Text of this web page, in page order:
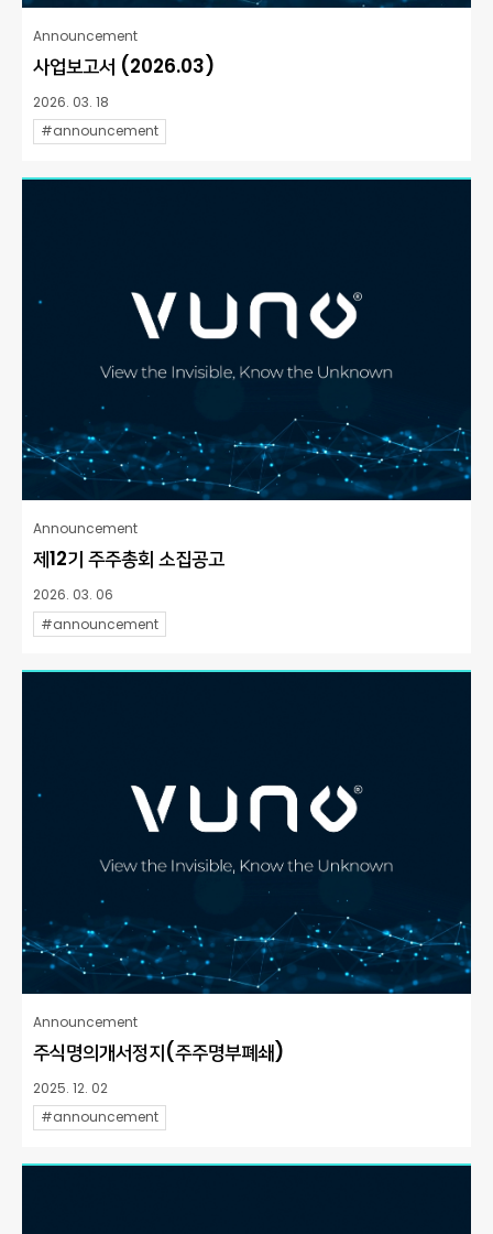
Announcement
사업보고서 (2026.03)
2026. 03. 18
#announcement
Announcement
제12기 주주총회 소집공고
2026. 03. 06
#announcement
Announcement
주식명의개서정지(주주명부폐쇄)
2025. 12. 02
#announcement